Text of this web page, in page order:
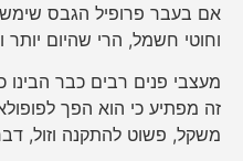
אם בעבר פרופיל הגבס שימש
וחוטי חשמל, הרי שהיום יותר
מעצבי פנים רבים כבר הבינו
זה מפתיע כי הוא הפך
משקל, פשוט להתקנה וזול,